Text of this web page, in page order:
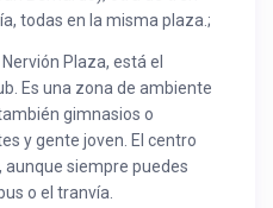
todas en la misma plaza.;
Plaza, está el
Es una zona de ambiente
gimnasios o
y gente joven. El centro
siempre puedes
o el tranvía.